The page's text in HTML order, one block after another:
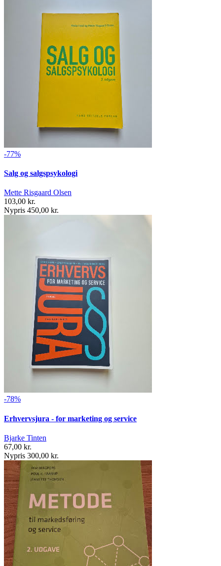
-77%
Salg og salgspsykologi
Mette Risgaard Olsen
103,00 kr.
Nypris 450,00 kr.
-78%
Erhvervsjura - for marketing og service
Bjarke Tinten
67,00 kr.
Nypris 300,00 kr.